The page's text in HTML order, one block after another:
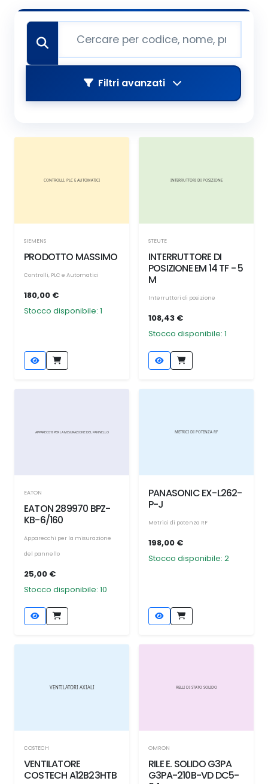
Filtri avanzati
SIEMENS
PRODOTTO MASSIMO
Controlli, PLC e Automatici
180,00 €
Stocco disponibile: 1
STEUTE
INTERRUTTORE DI
POSIZIONE EM 14 TF - 5
M
Interruttori di posizione
108,43 €
Stocco disponibile: 1
EATON
EATON 289970 BPZ-
KB-6/160
Apparecchi per la misurazione
del pannello
25,00 €
Stocco disponibile: 10
PANASONIC EX-L262-
P-J
Metrici di potenza RF
198,00 €
Stocco disponibile: 2
COSTECH
VENTILATORE
COSTECH A12B23HTB
OMRON
RILE E. SOLIDO G3PA
G3PA-210B-VD DC5-